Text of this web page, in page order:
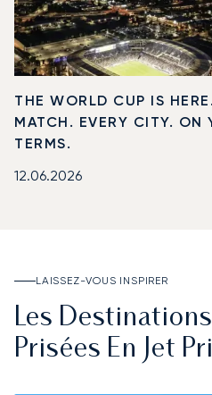
THE WORLD CUP IS
MATCH. EVERY CITY. ON
TERMS.
12.06.2026
LAISSEZ-VOUS INSPIRER
Les
Prisées En Jet